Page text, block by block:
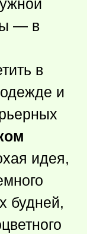
— в
в
и
идея,
будней,